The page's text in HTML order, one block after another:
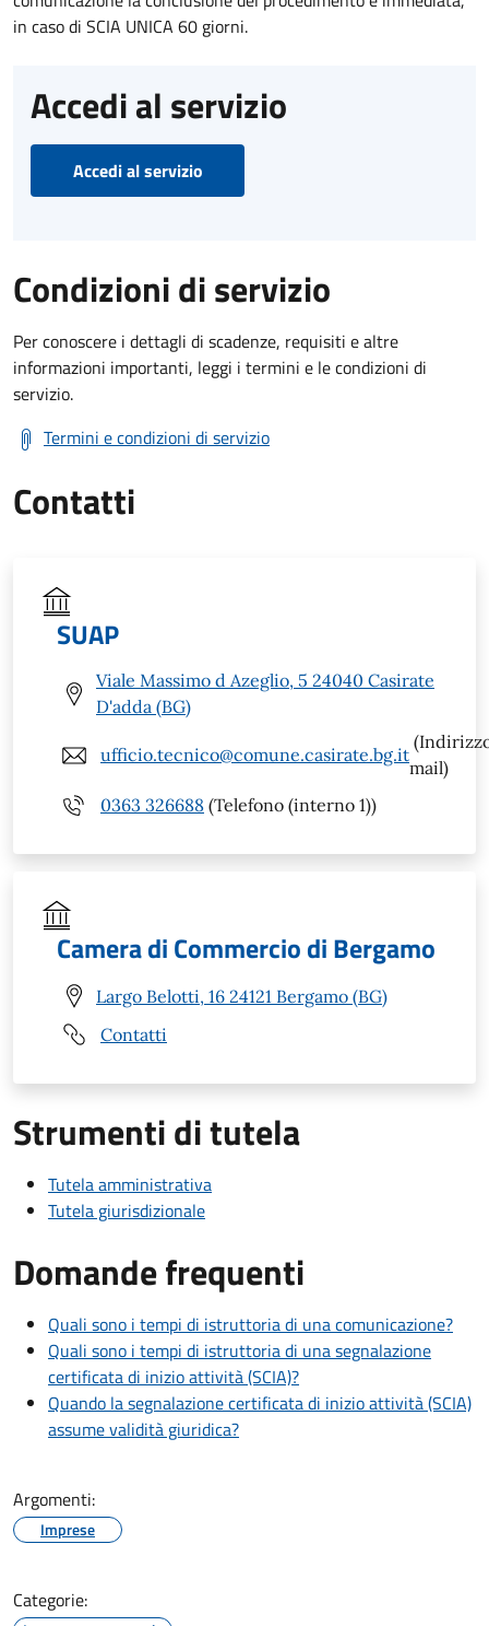
in caso di SCIA UNICA 60 giorni.
Accedi al servizio
Accedi al servizio
Condizioni di servizio
Per conoscere i dettagli di scadenze, requisiti e altre
informazioni importanti, leggi i termini e le condizioni di
servizio.
Termini e condizioni di servizio
Contatti
SUAP
Viale Massimo d Azeglio, 5 24040 Casirate
D'adda (BG)
ufficio.tecnico@comune.casirate.bg.it
mail)
0363 326688 (Telefono (interno 1))
Camera di Commercio di Bergamo
Largo Belotti, 16 24121 Bergamo (BG)
Contatti
Strumenti di tutela
Tutela amministrativa
Tutela giurisdizionale
Domande frequenti
Quali sono i tempi di istruttoria di una comunicazione?
Quali sono i tempi di istruttoria di una segnalazione
certificata di inizio attività (SCIA)?
Quando la segnalazione certificata di inizio attività (SCIA)
assume validità giuridica?
Argomenti:
Imprese
Categorie: